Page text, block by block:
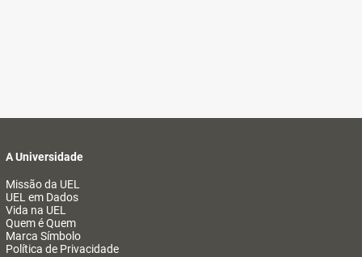
A Universidade
Missão da UEL
UEL em Dados
Vida na UEL
Quem é Quem
Marca Símbolo
Política de Privacidade